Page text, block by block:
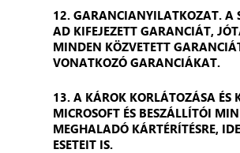
12. GARANCIANYILATKOZAT. A
AD KIFEJEZETT GARANCIÁT,
MINDEN KÖZVETETT
VONATKOZÓ GARANCIÁKAT.
13. A KÁROK KORLÁTOZÁSA ÉS
MICROSOFT ÉS BESZÁLLÍTÓI
MEGHALADÓ KÁRTÉRÍTÉSRE,
ESETEIT IS.